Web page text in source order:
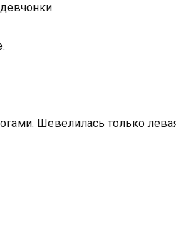
Шевелилась только